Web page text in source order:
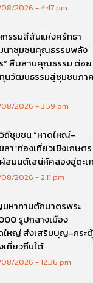
2026 4:47 pm
กรรมสีสันแห่งศรัทธา
าชุมชนคุณธรรมพลัง
” สืบสานคุณธรรม ต่อย
นวัฒนธรรมสู่ชุมชนภาค
2026 3:59 pm
ถีชุมชน “หาดใหญ่-
ลา”ท่องเที่ยวเชิงเกษตร
สมนต์เสน่ห์คลองอู่ตะเ
2026 2:11 pm
หาทานตักบาตรพระ
รูปกลางเมือง
ใหญ่ ส่งเสริมบุญ-กระ
เที่ยวถิ่นใต้
2026 12:36 pm